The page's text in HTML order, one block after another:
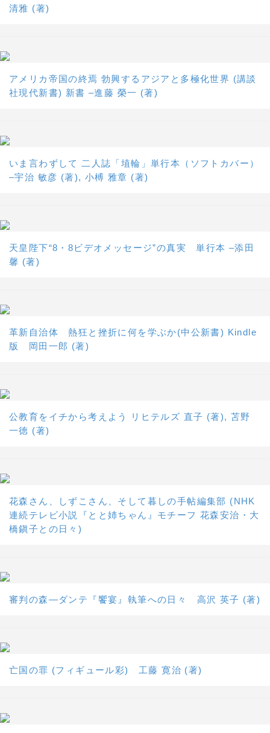
清雅 (著)
アメリカ帝国の終焉 勃興するアジアと多極化世界 (講談
社現代新書) 新書 –進藤 榮一 (著)
いま言わずして 二人誌「埴輪」単行本（ソフトカバー）
–宇治 敏彦 (著), 小榑 雅章 (著)
天皇陛下“8・8ビデオメッセージ”の真実 単行本 –添田
馨 (著)
革新自治体 熱狂と挫折に何を学ぶか(中公新書) Kindle
版 岡田一郎 (著)
公教育をイチから考えよう リヒテルズ 直子 (著), 苫野
一徳 (著)
花森さん、しずこさん、そして暮しの手帖編集部 (NHK
連続テレビ小説『とと姉ちゃん』モチーフ 花森安治・大
橋鎭子との日々)
審判の森―ダンテ『饗宴』執筆への日々 高沢 英子 (著)
亡国の罪 (フィギュール彩) 工藤 寛治 (著)